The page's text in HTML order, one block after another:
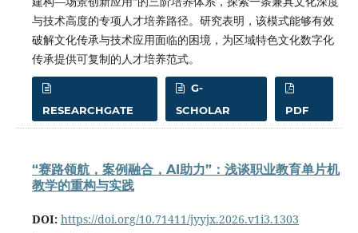
与技术高度的专项人才培养路径。研究表明，该模式能够有效
破解文化传承与技术应用面临的困境，为区域特色文化数字化
传承提供可复制的人才培养范式。
RESEARCHGATE
G-
SCHOLAR
PDF
“赛路领航，案例融合，AI助力”：浅谈职业教育单片机
教学的重构与实践
DOI: https://doi.org/10.71411/jyyjx.2026.v1i3.1303